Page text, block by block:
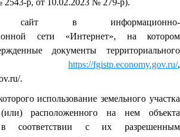
2543-р, от 10.02.2023 № 279-р).
сайт в информационно-
сети «Интернет», на котором
документы территориального
https://fgistp.economy.gov.ru/,
.
использование земельного участка
расположенного на нем объекта
в соответствии с их разрешенным